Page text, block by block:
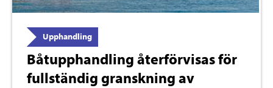
Upphandling
Båtupphandling återförvisas för
fullständig granskning av